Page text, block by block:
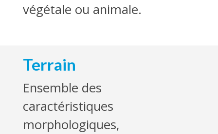
végétale ou animale.
Terrain
Ensemble des
caractéristiques
morphologiques,